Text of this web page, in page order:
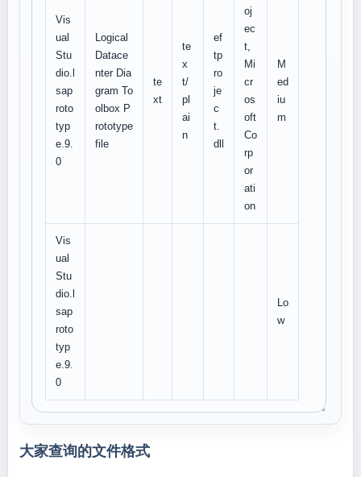
Vis
ual
Stu
dio.l
sap
roto
typ
e.9.
0
Logical
Datace
nter Dia
gram To
olbox P
rototype
file
te
xt
te
x
t/
pl
ai
n
ef
tp
ro
je
c
t.
dll
oj
ec
t,
Mi
cr
os
oft
Co
rp
or
ati
on
M
ed
iu
m
Vis
ual
Stu
dio.l
sap
roto
typ
e.9.
0
Lo
w
大家查询的文件格式